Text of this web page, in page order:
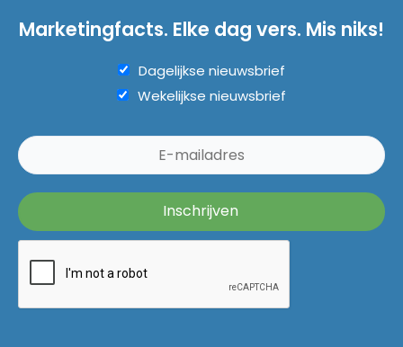
Marketingfacts. Elke dag vers. Mis niks!
Dagelijkse nieuwsbrief
Wekelijkse nieuwsbrief